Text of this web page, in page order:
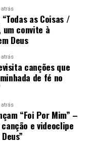
as Coisas /
um convite à
Deus
canções que
de fé no
“Foi Por Mim” –
e videoclipe